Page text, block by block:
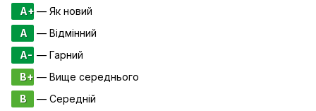
A+— Як новий
A
— Відмінний
A- — Гарний
B+ — Вище середнього
B
— Середній